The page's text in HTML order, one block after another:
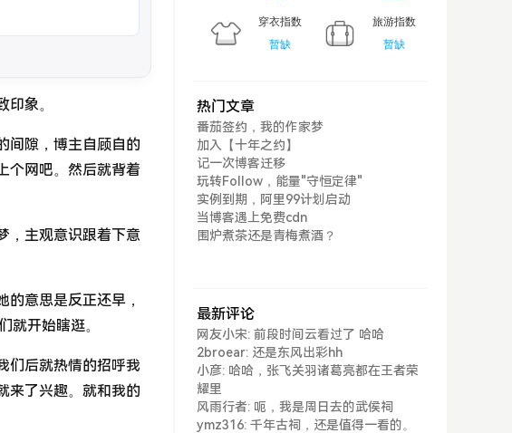
象。
间隙，博主自顾自的
个网吧。然后就背着
，主观意识跟着下意
意思是反正还早，
就开始瞎逛。
们后就热情的招呼我
来了兴趣。就和我的
热门文章
番茄签约，我的作家梦
加入【十年之约】
记一次博客迁移
玩转Follow，能量"守恒定律"
实例到期，阿里99计划启动
当博客遇上免费cdn
围炉煮茶还是青梅煮酒？
最新评论
网友小宋: 前段时间云看过了 哈哈
2broear: 还是东风出彩hh
小彦: 哈哈，张飞关羽诸葛亮都在王者荣
耀里
风雨行者: 呃，我是周日去的武侯祠
ymz316: 千年古祠，还是值得一看的。